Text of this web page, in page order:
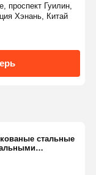
проспект Гуилин,
Хэнань, Китай
стальные